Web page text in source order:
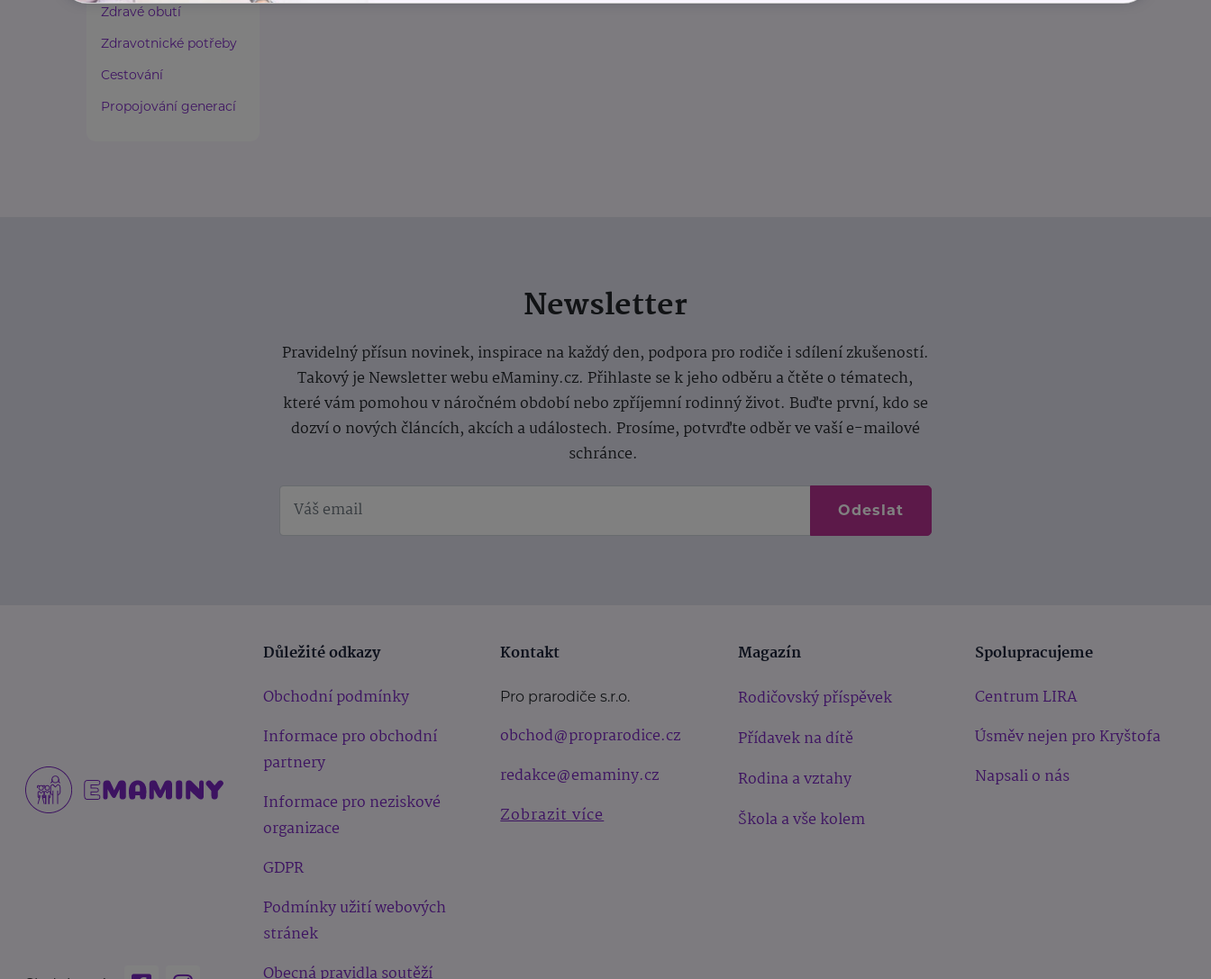
Zdravé obutí
Zdravotnické potřeby
Cestování
Propojování generací
Newsletter
Pravidelný přísun novinek, inspirace na každý den, podpora pro rodiče i sdílení zkušeností.
Takový je Newsletter webu eMaminy.cz. Přihlaste se k jeho odběru a čtěte o tématech,
které vám pomohou v náročném období nebo zpříjemní rodinný život. Buďte první, kdo se
dozví o nových článcích, akcích a událostech. Prosíme, potvrďte odběr ve vaší e-mailové
schránce.
Odeslat
Důležité odkazy
Obchodní podmínky
Informace pro obchodní
partnery
Informace pro neziskové
organizace
GDPR
Podmínky užití webových
stránek
Obecná pravidla soutěží
Kontakt
Pro prarodiče s.r.o.
obchod@proprarodice.cz
redakce@emaminy.cz
Zobrazit více
Magazín
Rodičovský příspěvek
Přídavek na dítě
Rodina a vztahy
Škola a vše kolem
Spolupracujeme
Centrum LIRA
Úsměv nejen pro Kryštofa
Napsali o nás